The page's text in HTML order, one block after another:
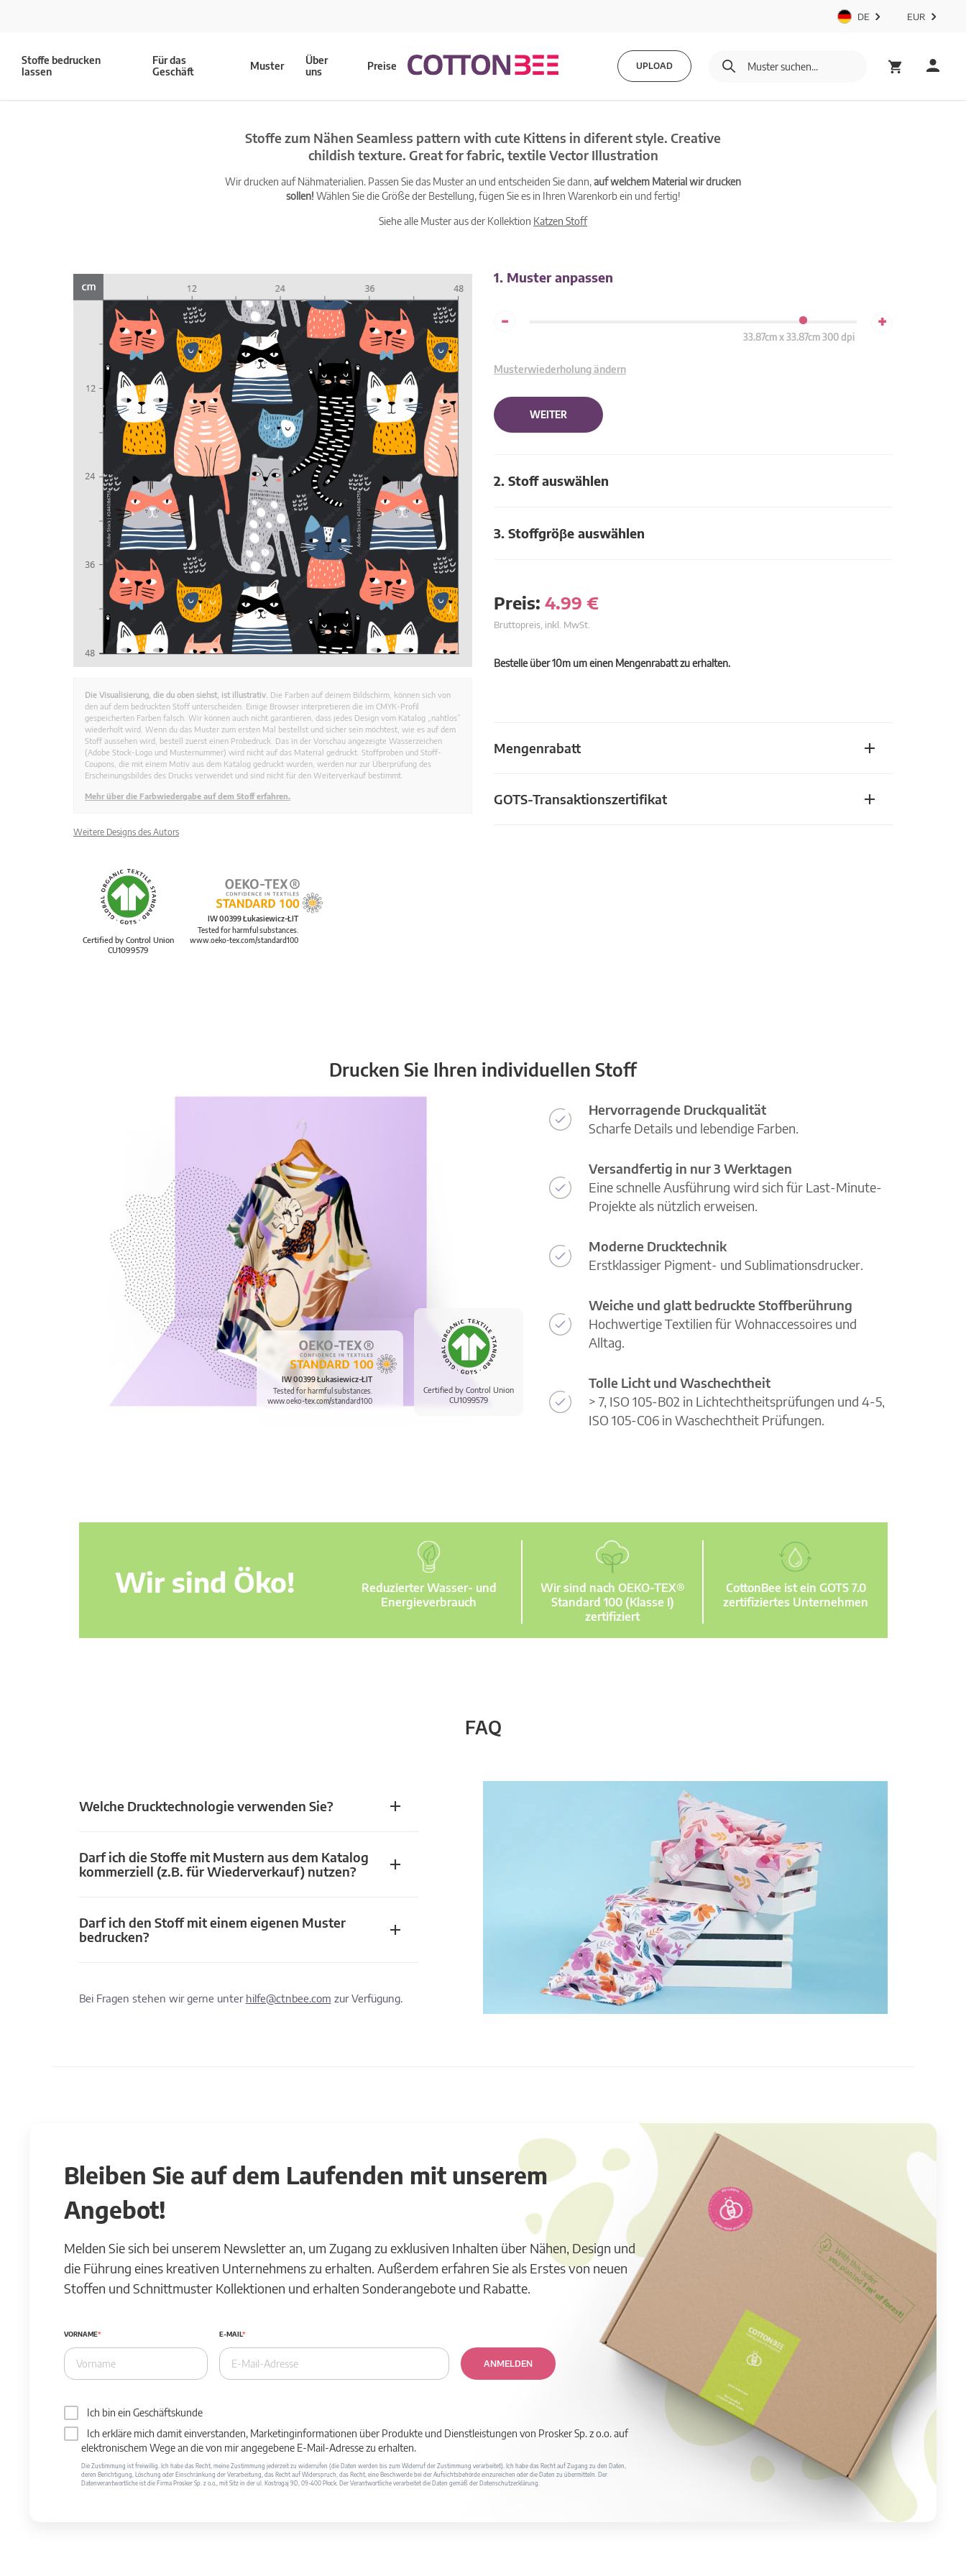
DE EUR
Stoffe bedrucken
lassen
Für das
Geschäft
Muster
Über
uns
Preise UPLOAD
Stoffe zum Nähen Seamless pattern with cute Kittens in diferent style. Creative
childish texture. Great for fabric, textile Vector Illustration
Wir drucken auf Nähmaterialien. Passen Sie das Muster an und entscheiden Sie dann,auf welchem Material wir drucken
sollen! Wählen Sie die Größe der Bestellung, fügen Sie es in Ihren Warenkorb ein und fertig!
Siehe alle Muster aus der Kollektion Katzen Stoff
1. Muster anpassen
-
33.87cm x 33.87cm 300 dpi
+
Musterwiederholung ändern
WEITER
2. Stoff auswählen
3. Stoffgröβe auswählen
Preis: 4.99 €
Bruttopreis, inkl. MwSt.
Bestelle über 10m um einen Mengenrabatt zu erhalten.
Mengenrabatt
GOTS-Transaktionszertifikat
Die Visualisierung, die du oben siehst, ist illustrativ. Die Farben auf deinem Bildschirm, können sich von
den auf dem bedruckten Stoff unterscheiden. Einige Browser interpretieren die im CMYK-Profil
gespeicherten Farben falsch. Wir können auch nicht garantieren, dass jedes Design vom Katalog „nahtlos”
wiederholt wird. Wenn du das Muster zum ersten Mal bestellst und sicher sein möchtest, wie es auf dem
Stoff aussehen wird, bestell zuerst einen Probedruck. Das in der Vorschau angezeigte Wasserzeichen
(Adobe Stock-Logo und Musternummer) wird nicht auf das Material gedruckt. Stoffproben und Stoff-
Coupons, die mit einem Motiv aus dem Katalog gedruckt wurden, werden nur zur Überprüfung des
Erscheinungsbildes des Drucks verwendet und sind nicht für den Weiterverkauf bestimmt.
Mehr über die Farbwiedergabe auf dem Stoff erfahren.
Weitere Designs des Autors
Certified by Control Union
CU1099579
IW 00399 Łukasiewicz-ŁIT
Tested for harmful substances.
www.oeko-tex.com/standard100
Drucken Sie Ihren individuellen Stoff
Certified by Control Union
CU1099579
IW 00399 Łukasiewicz-ŁIT
Tested for harmful substances.
www.oeko-tex.com/standard100
Hervorragende Druckqualität
Scharfe Details und lebendige Farben.
Versandfertig in nur 3 Werktagen
Eine schnelle Ausführung wird sich für Last-Minute-
Projekte als nützlich erweisen.
Moderne Drucktechnik
Erstklassiger Pigment- und Sublimationsdrucker.
Weiche und glatt bedruckte Stoffberührung
Hochwertige Textilien für Wohnaccessoires und
Alltag.
Tolle Licht und Waschechtheit
> 7, ISO 105-B02 in Lichtechtheitsprüfungen und 4-5,
ISO 105-C06 in Waschechtheit Prüfungen.
Wir sind Öko!
Reduzierter Wasser- und
Energieverbrauch
Wir sind nach OEKO-TEX®
Standard 100 (Klasse I)
zertifiziert
CottonBee ist ein GOTS 7.0
zertifiziertes Unternehmen
FAQ
Welche Drucktechnologie verwenden Sie?
Darf ich die Stoffe mit Mustern aus dem Katalog
kommerziell (z.B. für Wiederverkauf) nutzen?
Darf ich den Stoff mit einem eigenen Muster
bedrucken?
Bei Fragen stehen wir gerne unter hilfe@ctnbee.com zur Verfügung.
Bleiben Sie auf dem Laufenden mit unserem
Angebot!
Melden Sie sich bei unserem Newsletter an, um Zugang zu exklusiven Inhalten über Nähen, Design und
die Führung eines kreativen Unternehmens zu erhalten. Außerdem erfahren Sie als Erstes von neuen
Stoffen und Schnittmuster Kollektionen und erhalten Sonderangebote und Rabatte.
VORNAME E-MAIL
ANMELDEN
Ich bin ein Geschäftskunde
Ich erkläre mich damit einverstanden, Marketinginformationen über Produkte und Dienstleistungen von Prosker Sp. z o.o. auf
elektronischem Wege an die von mir angegebene E-Mail-Adresse zu erhalten.
Die Zustimmung ist freiwillig. Ich habe das Recht, meine Zustimmung jederzeit zu widerrufen (die Daten werden bis zum Widerruf der Zustimmung verarbeitet). Ich habe das Recht auf Zugang zu den Daten,
deren Berichtigung, Löschung oder Einschränkung der Verarbeitung, das Recht auf Widerspruch, das Recht, eine Beschwerde bei der Aufsichtsbehörde einzureichen oder die Daten zu übermitteln. Der
Datenverantwortliche ist die Firma Prosker Sp. z o.o., mit Sitz in der ul. Kostrogaj 9D, 09-400 Płock. Der Verantwortliche verarbeitet die Daten gemäß der Datenschutzerklärung.